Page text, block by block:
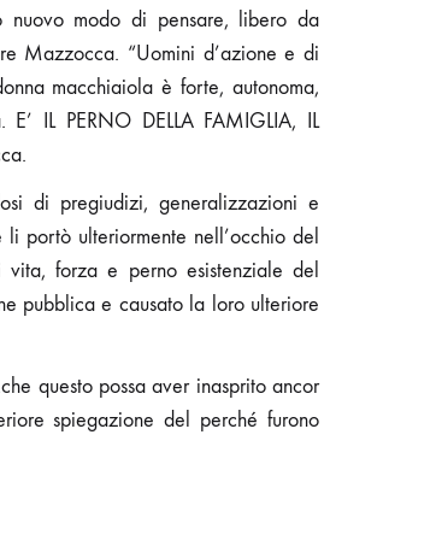
modo di pensare, libero da
Mazzocca. “Uomini d’azione e di
macchiaiola è forte, autonoma,
IL PERNO DELLA FAMIGLIA, IL
di pregiudizi, generalizzazioni e
portò ulteriormente nell’occhio del
forza e perno esistenziale del
pubblica e causato la loro ulteriore
questo possa aver inasprito ancor
spiegazione del perché furono